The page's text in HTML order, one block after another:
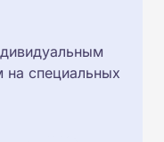
специальных